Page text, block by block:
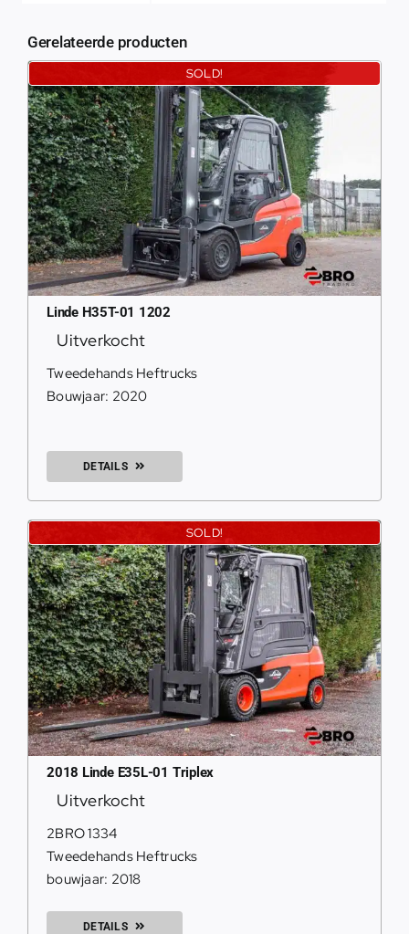
Gerelateerde producten
SOLD!
Linde H35T-01 1202
Uitverkocht
Tweedehands Heftrucks
Bouwjaar: 2020
DETAILS
SOLD!
2018 Linde E35L-01 Triplex
Uitverkocht
2BRO 1334
Tweedehands Heftrucks
bouwjaar: 2018
DETAILS